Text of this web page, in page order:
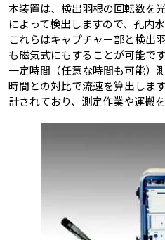
本装置は、検出羽根の回転数を
によって検出しますので、孔内
これらはキャプチャー部と検出
も磁気式にもすることが可能で
一定時間（任意な時間も可能）
時間との対比で流速を算出しま
計されており、測定作業や運搬